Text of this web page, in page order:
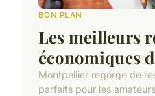
BON PLAN
Les meilleurs
économiques
Montpellier regorge de
parfaits pour les